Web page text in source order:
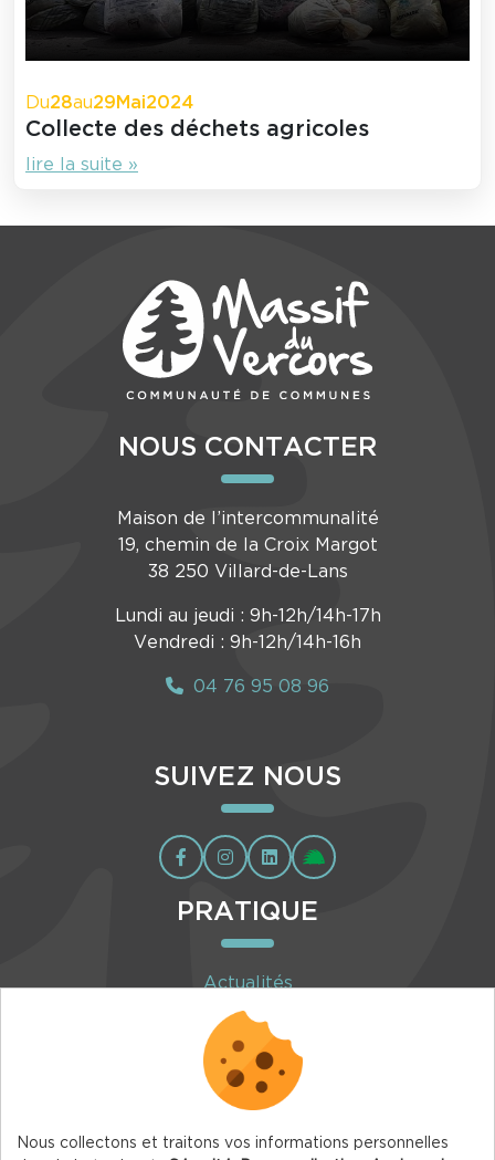
Du28au29 Mai2024
Collecte des déchets agricoles
lire la suite »
NOUS CONTACTER
Maison de l’intercommunalité
19, chemin de la Croix Margot
38 250 Villard-de-Lans
Lundi au jeudi : 9h-12h/14h-17h
Vendredi : 9h-12h/14h-16h
04 76 95 08 96
SUIVEZ NOUS
PRATIQUE
Actualités
Agenda
Inscription à la newsletter
Nous collectons et traitons vos informations personnelles